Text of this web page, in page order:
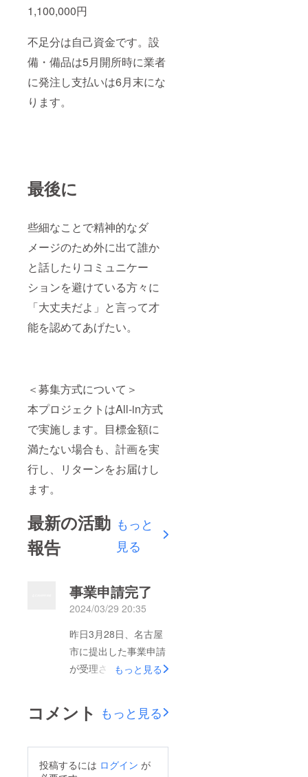
1,100,000円
不足分は自己資金です。設
備・備品は5月開所時に業者
に発注し支払いは6月末にな
ります。
最後に
些細なことで精神的なダ
メージのため外に出て誰か
と話したりコミュニケー
ションを避けている方々に
「大丈夫だよ」と言って才
能を認めてあげたい。
＜募集方式について＞
本プロジェクトはAll-in方式
で実施します。目標金額に
満たない場合も、計画を実
行し、リターンをお届けし
ます。
最新の活動
報告
もっと
見る
事業申請完了
2024/03/29 20:35
昨日3月28日、名古屋
市に提出した事業申請
が受理されました。事
となりました。4月の
15日よりオフィス家
が整います。
もっと見る
コメント もっと見る
投稿するには ログイン が